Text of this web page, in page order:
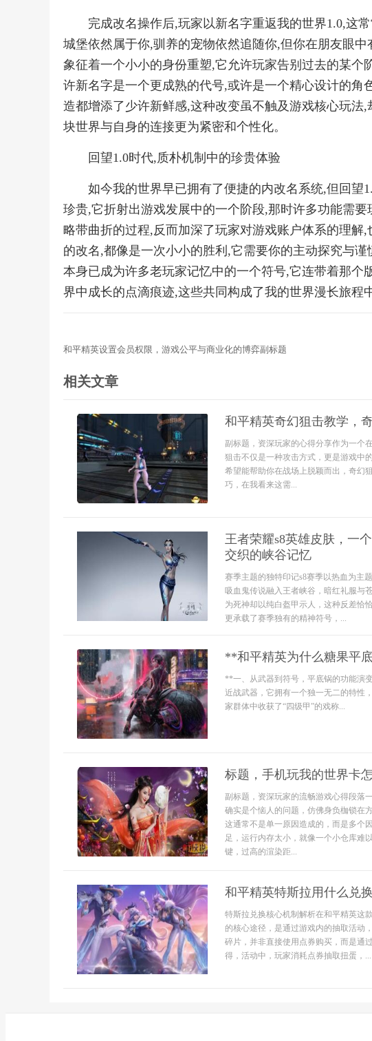
完成改名操作后,玩家以新名字重返我的世界1.0,这
城堡依然属于你,驯养的宠物依然追随你,但你在朋友眼
象征着一个小小的身份重塑,它允许玩家告别过去的某个
许新名字是一个更成熟的代号,或许是一个精心设计的角
造都增添了少许新鲜感,这种改变虽不触及游戏核心玩法
块世界与自身的连接更为紧密和个性化。
回望1.0时代,质朴机制中的珍贵体验
如今我的世界早已拥有了便捷的内改名系统,但回望
珍贵,它折射出游戏发展中的一个阶段,那时许多功能需
略带曲折的过程,反而加深了玩家对游戏账户体系的理解
的改名,都像是一次小小的胜利,它需要你的主动探究与
本身已成为许多老玩家记忆中的一个符号,它连带着那个
界中成长的点滴痕迹,这些共同构成了我的世界漫长旅程
和平精英设置会员权限，游戏公平与商业化的博弈副标题
相关文章
和平精英奇幻狙击教学，
副标题，资深玩家的心得分享作为一个
狙击不仅是一种攻击方式，更是游戏中
希望能帮助你在战场上脱颖而出，奇幻
巧，在我看来这需...
王者荣耀s8英雄皮肤，一
交织的峡谷记忆
赛季主题的独特印记s8赛季以热血为主
吸血鬼传说融入王者峡谷，暗红礼服与
为死神却以纯白盔甲示人，这种反差恰
更承载了赛季独有的精神符号，...
**和平精英为什么糖果平
**一、从武器到符号，平底锅的功能演
近战武器，它拥有一个独一无二的特性
家群体中收获了“四级甲”的戏称...
标题，手机玩我的世界卡
副标题，资深玩家的流畅游戏心得段落
确实是个恼人的问题，仿佛身负枷锁在
这通常不是单一原因造成的，而是多个
足，运行内存太小，就像一个小仓库难
键，过高的渲染距...
和平精英特斯拉用什么兑
特斯拉兑换核心机制解析在和平精英这
的核心途径，是通过游戏内的抽取活动
碎片，并非直接使用点券购买，而是通
得，活动中，玩家消耗点券抽取扭蛋，...